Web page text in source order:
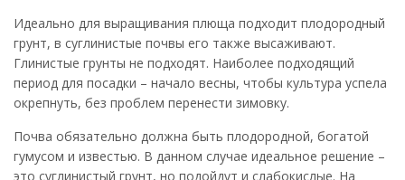
Идеально для выращивания плюща подходит плодородный
грунт, в суглинистые почвы его также высаживают.
Глинистые грунты не подходят. Наиболее подходящий
период для посадки – начало весны, чтобы культура успела
окрепнуть, без проблем перенести зимовку.
Почва обязательно должна быть плодородной, богатой
гумусом и известью. В данном случае идеальное решение –
это суглинистый грунт, но подойдут и слабокислые. На